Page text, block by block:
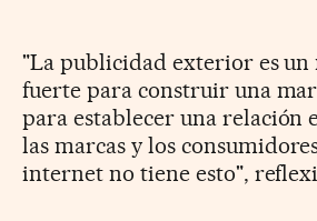
"La publicidad exterior es un
fuerte para construir una
para establecer una relación
las marcas y los
internet no tiene esto",